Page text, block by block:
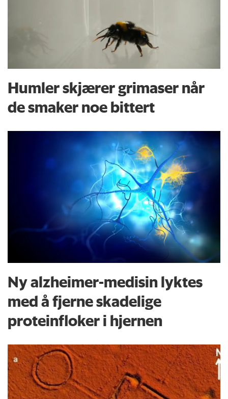
Humler skjærer grimaser når
de smaker noe bittert
Ny alzheimer-medisin lyktes
med å fjerne skadelige
proteinfloker i hjernen